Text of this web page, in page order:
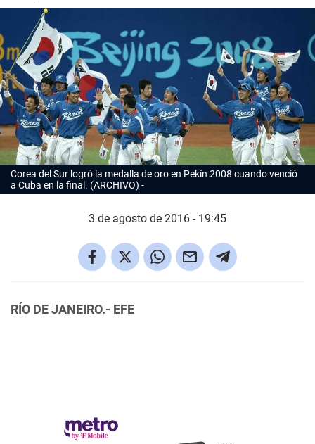
Corea del Sur logró la medalla de oro en Pekín 2008 cuando venció
a Cuba en la final. (ARCHIVO)
3 de agosto de 2016 - 19:45
RÍO DE JANEIRO.- EFE